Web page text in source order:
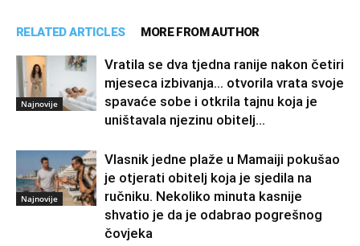
RELATED ARTICLES MORE FROM AUTHOR
Najnovije
Vratila se dva tjedna ranije nakon četiri
mjeseca izbivanja… otvorila vrata svoje
spavaće sobe i otkrila tajnu koja je
uništavala njezinu obitelj…
Najnovije
Vlasnik jedne plaže u Mamaiji pokušao
je otjerati obitelj koja je sjedila na
ručniku. Nekoliko minuta kasnije
shvatio je da je odabrao pogrešnog
čovjeka